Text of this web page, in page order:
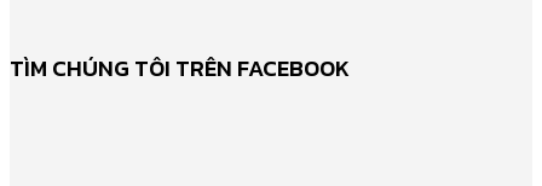
TÌM CHÚNG TÔI TRÊN FACEBOOK